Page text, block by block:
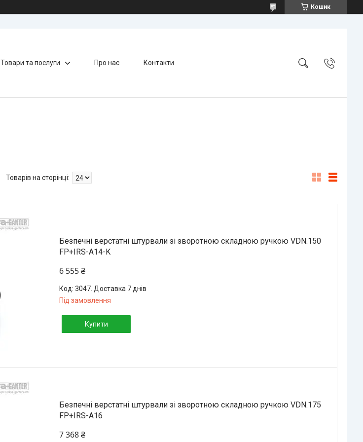
Кошик
Товари та послуги Про нас Контакти
Безпечні верстатні штурвали зі зворотною складною ручкою VDN.150
FP+IRS-A14-K
6 555 ₴
3047. Доставка 7 днів
Під замовлення
Купити
Безпечні верстатні штурвали зі зворотною складною ручкою VDN.175
FP+IRS-A16
7 368 ₴